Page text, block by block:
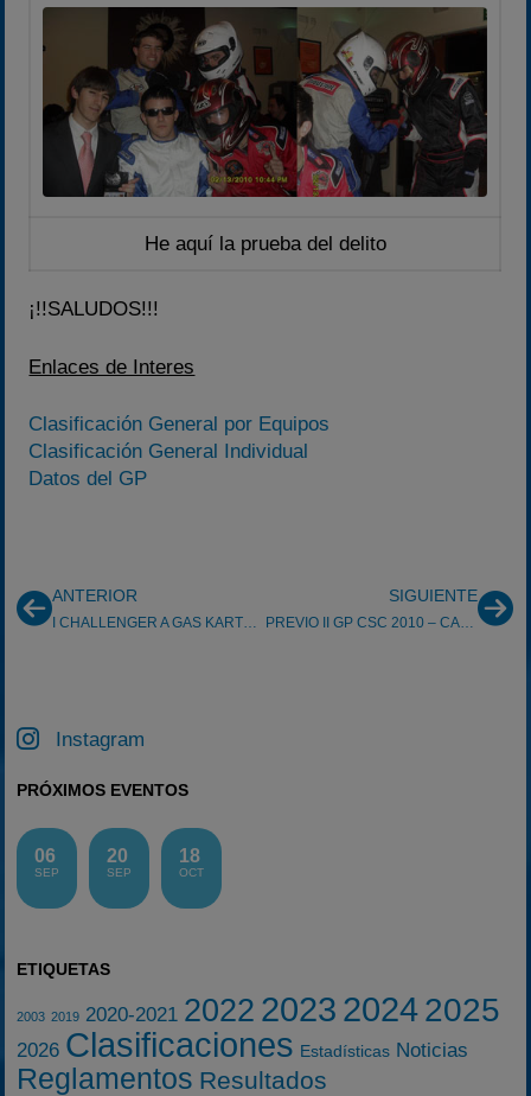
He aquí la prueba del delito
¡!!SALUDOS!!!
Enlaces de Interes
Clasificación General por Equipos
Clasificación General Individual
Datos del GP
ANTERIOR SIGUIENTE
PREVIO II GP CSC 2010 – CARDEDEU
Instagram
PRÓXIMOS EVENTOS
06
SEP
20
SEP
18
OCT
ETIQUETAS
2003 2019 2020-2021 2022 2023 20242025
2026 Clasificaciones Estadísticas Noticias
Reglamentos Resultados